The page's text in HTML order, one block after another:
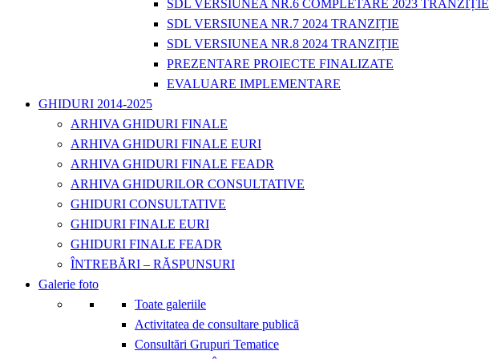
SDL VERSIUNEA NR.6 COMPLETARE 2023 TRANZIȚIE
SDL VERSIUNEA NR.7 2024 TRANZIȚIE
SDL VERSIUNEA NR.8 2024 TRANZIȚIE
PREZENTARE PROIECTE FINALIZATE
EVALUARE IMPLEMENTARE
GHIDURI 2014-2025
ARHIVA GHIDURI FINALE
ARHIVA GHIDURI FINALE EURI
ARHIVA GHIDURI FINALE FEADR
ARHIVA GHIDURILOR CONSULTATIVE
GHIDURI CONSULTATIVE
GHIDURI FINALE EURI
GHIDURI FINALE FEADR
ÎNTREBĂRI – RĂSPUNSURI
Galerie foto
Toate galeriile
Activitatea de consultare publică
Consultări Grupuri Tematice